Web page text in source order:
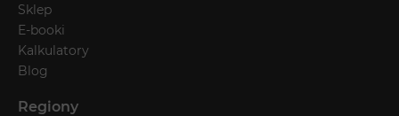
Sklep
E-booki
Kalkulatory
Blog
Regiony